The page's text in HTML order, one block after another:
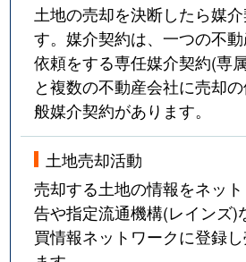
土地の売却を決断したら媒
す。媒介契約は、一つの不
依頼をする専任媒介契約(専
と複数の不動産会社に売却
般媒介契約があります。
土地売却活動
売却する土地の情報をネッ
告や指定流通機構(レインズ)
買情報ネットワークに登録